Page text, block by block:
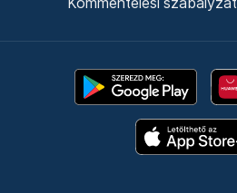
Kommentelési szabályzat